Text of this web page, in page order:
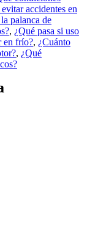
accidentes en
palanca de
, ¿Qué pasa si uso
en frío?, ¿Cuánto
, ¿Qué